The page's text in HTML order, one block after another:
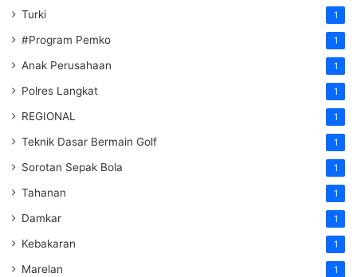
Turki 1
#Program Pemko 1
Anak Perusahaan 1
Polres Langkat 1
REGIONAL 1
Teknik Dasar Bermain Golf 1
Sorotan Sepak Bola 1
Tahanan 1
Damkar 1
Kebakaran 1
Marelan 1